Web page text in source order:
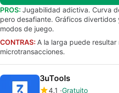
PROS: Jugabilidad adictiva. Curva
pero desafiante. Gráficos divertidos
modos de juego.
CONTRAS: A la larga puede
microtransacciones.
3uTools
4.1 Gratuito